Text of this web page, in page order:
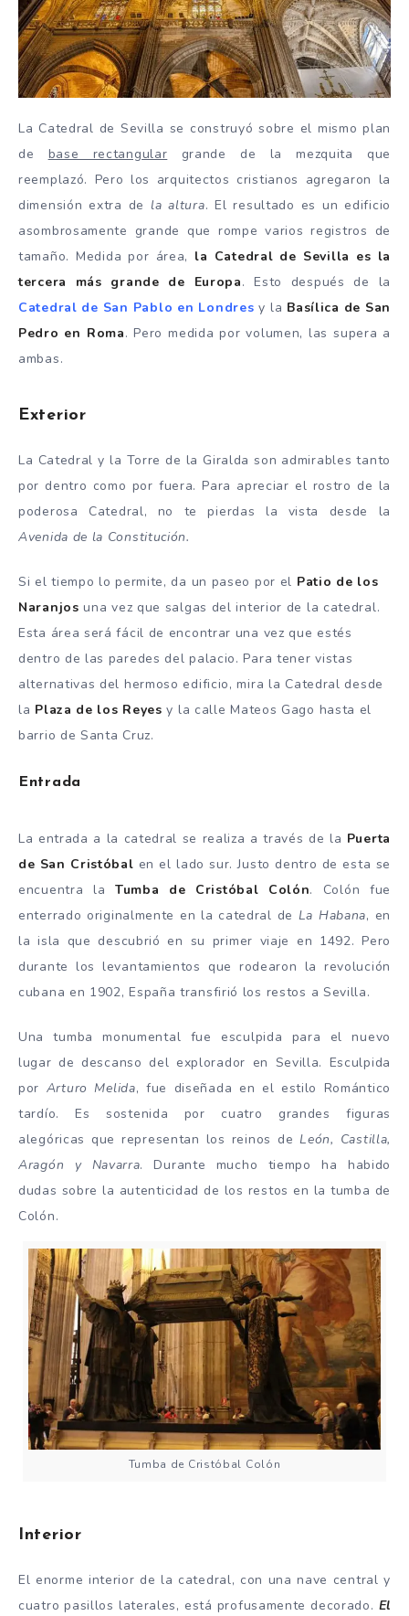
La Catedral de Sevilla se construyó sobre el mismo plan
de base rectangular grande de la mezquita que
reemplazó. Pero los arquitectos cristianos agregaron la
dimensión extra de la altura. El resultado es un edificio
asombrosamente grande que rompe varios registros de
tamaño. Medida por área, la Catedral de Sevilla es la
tercera más grande de Europa. Esto después de la
Catedral de San Pablo en Londres y la Basílica de San
Pedro en Roma. Pero medida por volumen, las supera a
ambas.
Exterior
La Catedral y la Torre de la Giralda son admirables tanto
por dentro como por fuera. Para apreciar el rostro de la
poderosa Catedral, no te pierdas la vista desde la
Avenida de la Constitución.
Si el tiempo lo permite, da un paseo por el Patio de los
Naranjos una vez que salgas del interior de la catedral.
Esta área será fácil de encontrar una vez que estés
dentro de las paredes del palacio. Para tener vistas
alternativas del hermoso edificio, mira la Catedral desde
la Plaza de los Reyes y la calle Mateos Gago hasta el
barrio de Santa Cruz.
Entrada
La entrada a la catedral se realiza a través de la Puerta
de San Cristóbal en el lado sur. Justo dentro de esta se
encuentra la Tumba de Cristóbal Colón. Colón fue
enterrado originalmente en la catedral de La Habana, en
la isla que descubrió en su primer viaje en 1492. Pero
durante los levantamientos que rodearon la revolución
cubana en 1902, España transfirió los restos a Sevilla.
Una tumba monumental fue esculpida para el nuevo
lugar de descanso del explorador en Sevilla. Esculpida
por Arturo Melida, fue diseñada en el estilo Romántico
tardío. Es sostenida por cuatro grandes figuras
alegóricas que representan los reinos deLeón, Castilla,
Aragón y Navarra. Durante mucho tiempo ha habido
dudas sobre la autenticidad de los restos en la tumba de
Colón.
Tumba de Cristóbal Colón
Interior
El enorme interior de la catedral, con una nave central y
cuatro pasillos laterales, está profusamente decorado. El